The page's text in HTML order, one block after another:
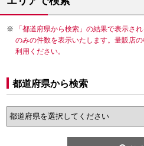
「都道府県から検索」の結果で表示さ
のみの件数を表示いたします。量販店
利用ください。
都道府県から検索